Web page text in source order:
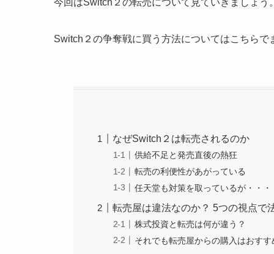
今回はSwitch２の転売について見ていきましょう
Switch２の争奪戦に買う方法についてはこちら
なぜSwitch２は転売されるのか
供給不足と発売直後の熱狂
転売の利便性があがっている
任天堂も対策を取っているが・・・
転売屋は違法なのか？ 5つの視点で
株式投資と転売は何が違う？
それでも転売屋からの購入はおす